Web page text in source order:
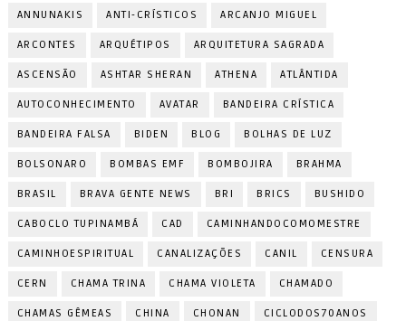
ANNUNAKIS ANTI-CRÍSTICOS ARCANJO MIGUEL
ARCONTES ARQUÉTIPOS ARQUITETURA SAGRADA
ASCENSÃO ASHTAR SHERAN ATHENA ATLÂNTIDA
AUTOCONHECIMENTO AVATAR BANDEIRA CRÍSTICA
BANDEIRA FALSA BIDEN BLOG BOLHAS DE LUZ
BOLSONARO BOMBAS EMF BOMBOJIRA BRAHMA
BRASIL BRAVA GENTE NEWS BRI BRICS BUSHIDO
CABOCLO TUPINAMBÁ CAD CAMINHANDOCOMOMESTRE
CAMINHOESPIRITUAL CANALIZAÇÕES CANIL CENSURA
CERN CHAMA TRINA CHAMA VIOLETA CHAMADO
CHAMAS GÊMEAS CHINA CHONAN CICLODOS70ANOS